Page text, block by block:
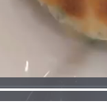
Loaded:
100.00%